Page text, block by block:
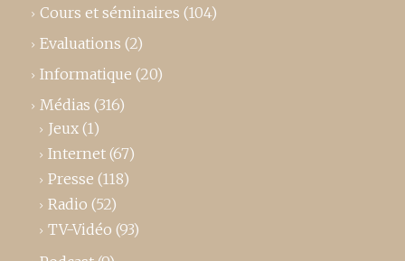
Cours et séminaires (104)
Evaluations (2)
Informatique (20)
Médias (316)
Jeux (1)
Internet (67)
Presse (118)
Radio (52)
TV-Vidéo (93)